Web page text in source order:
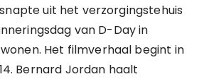
uit het verzorgingstehuis
van D-Day in
Het filmverhaal begint in
Bernard Jordan haalt